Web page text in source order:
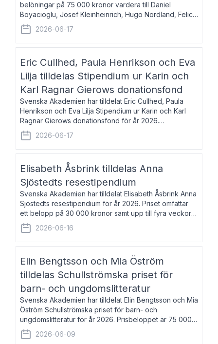
belöningar på 75 000 kronor vardera till Daniel
Boyacioglu, Josef Kleinheinrich, Hugo Nordland, Felicia
Stenroth och Svante Strandberg. Daniel Boyacioglu,
född 1981, är poet och scenartist. Josef
2026-06-17
Eric Cullhed, Paula Henrikson och Eva
Lilja tilldelas Stipendium ur Karin och
Karl Ragnar Gierows donationsfond
Svenska Akademien har tilldelat Eric Cullhed, Paula
Henrikson och Eva Lilja Stipendium ur Karin och Karl
Ragnar Gierows donationsfond för år 2026.
Stipendiebeloppet är på 70 000 kronor vardera. Eric
Cullhed, född 1985, är professor i grekis
2026-06-17
Elisabeth Åsbrink tilldelas Anna
Sjöstedts resestipendium
Svenska Akademien har tilldelat Elisabeth Åsbrink Anna
Sjöstedts resestipendium för år 2026. Priset omfattar
ett belopp på 30 000 kronor samt upp till fyra veckors
fri vistelse i Akademiens lägenhet i Berlin. Elisabeth
Åsbrink, född 1965 oc
2026-06-16
Elin Bengtsson och Mia Öström
tilldelas Schullströmska priset för
barn- och ungdomslitteratur
Svenska Akademien har tilldelat Elin Bengtsson och Mia
Öström Schullströmska priset för barn- och
ungdomslitteratur för år 2026. Prisbeloppet är 75 000
kronor vardera. Elin Bengtsson, född 1987, är författare
och forskare i genusvetenskap.
2026-06-09